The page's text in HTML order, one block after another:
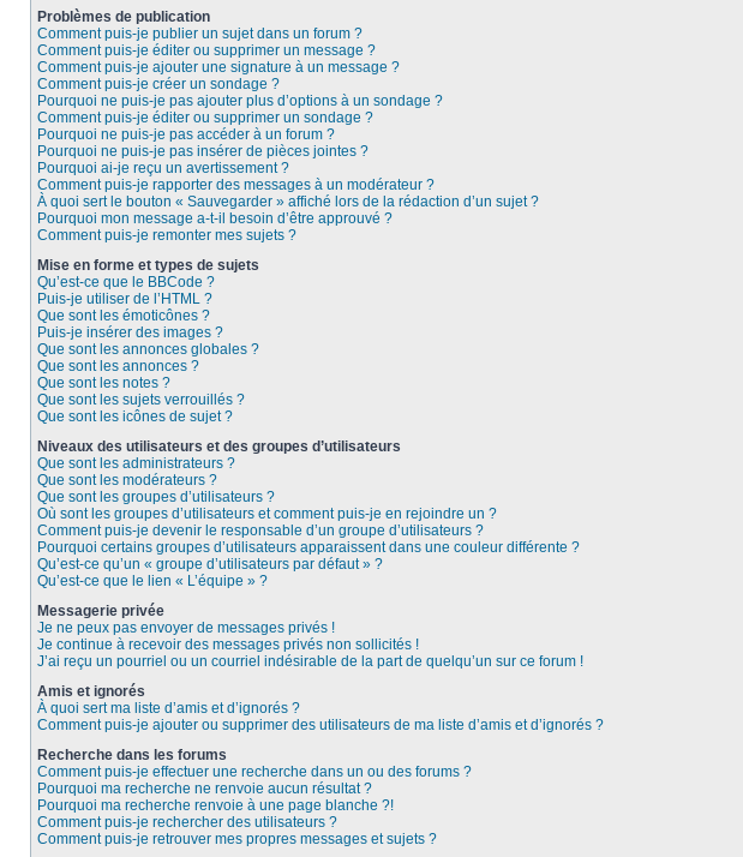
Problèmes de publication
Comment puis-je publier un sujet dans un forum ?
Comment puis-je éditer ou supprimer un message ?
Comment puis-je ajouter une signature à un message ?
Comment puis-je créer un sondage ?
Pourquoi ne puis-je pas ajouter plus d’options à un sondage ?
Comment puis-je éditer ou supprimer un sondage ?
Pourquoi ne puis-je pas accéder à un forum ?
Pourquoi ne puis-je pas insérer de pièces jointes ?
Pourquoi ai-je reçu un avertissement ?
Comment puis-je rapporter des messages à un modérateur ?
À quoi sert le bouton « Sauvegarder » affiché lors de la rédaction d’un sujet ?
Pourquoi mon message a-t-il besoin d’être approuvé ?
Comment puis-je remonter mes sujets ?
Mise en forme et types de sujets
Qu’est-ce que le BBCode ?
Puis-je utiliser de l’HTML ?
Que sont les émoticônes ?
Puis-je insérer des images ?
Que sont les annonces globales ?
Que sont les annonces ?
Que sont les notes ?
Que sont les sujets verrouillés ?
Que sont les icônes de sujet ?
Niveaux des utilisateurs et des groupes d’utilisateurs
Que sont les administrateurs ?
Que sont les modérateurs ?
Que sont les groupes d’utilisateurs ?
Où sont les groupes d’utilisateurs et comment puis-je en rejoindre un ?
Comment puis-je devenir le responsable d’un groupe d’utilisateurs ?
Pourquoi certains groupes d’utilisateurs apparaissent dans une couleur différente ?
Qu’est-ce qu’un « groupe d’utilisateurs par défaut » ?
Qu’est-ce que le lien « L’équipe » ?
Messagerie privée
Je ne peux pas envoyer de messages privés !
Je continue à recevoir des messages privés non sollicités !
J’ai reçu un pourriel ou un courriel indésirable de la part de quelqu’un sur ce forum !
Amis et ignorés
À quoi sert ma liste d’amis et d’ignorés ?
Comment puis-je ajouter ou supprimer des utilisateurs de ma liste d’amis et d’ignorés ?
Recherche dans les forums
Comment puis-je effectuer une recherche dans un ou des forums ?
Pourquoi ma recherche ne renvoie aucun résultat ?
Pourquoi ma recherche renvoie à une page blanche ?!
Comment puis-je rechercher des utilisateurs ?
Comment puis-je retrouver mes propres messages et sujets ?